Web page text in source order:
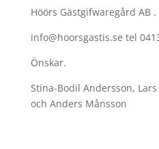
Höörs Gästgifwaregård AB
info@hoorsgastis.se tel
Önskar.
Stina-Bodil Andersson,
och Anders Månsson